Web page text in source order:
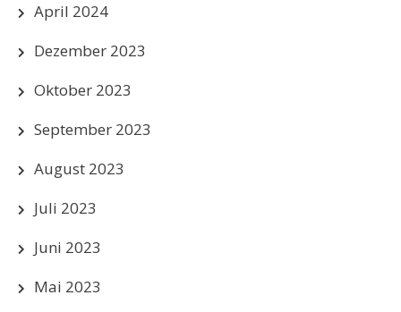
April 2024
Dezember 2023
Oktober 2023
September 2023
August 2023
Juli 2023
Juni 2023
Mai 2023